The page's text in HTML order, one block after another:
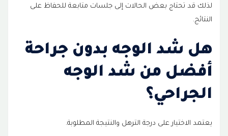
لذلك قد تحتاج بعض الحالات إلى جلسات متابعة للحفاظ على
النتائج.
هل شد الوجه بدون جراحة
أفضل من شد الوجه
الجراحي؟
يعتمد الاختيار على درجة الترهل والنتيجة المطلوبة.